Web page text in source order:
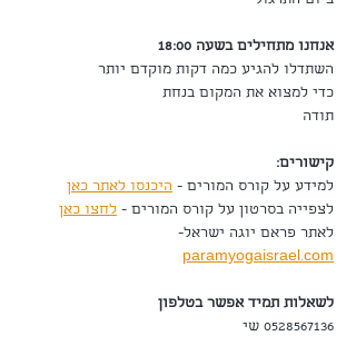
אנחנו מתחילים בשעה 18:00
השתדלו להגיע כמה דקות מוקדם יותר
כדי למצוא את המקום בנחת
תודה
קישורים:
למידע על קורס המורים - היכנסו לאתר כאן
לצפייה בסרטון על קורס המורים - לחצו כאן
לאתר פראם יוגה ישראל-
paramyogaisrael.com
לשאלות תמיד אפשר בטלפון
0528567136 שי